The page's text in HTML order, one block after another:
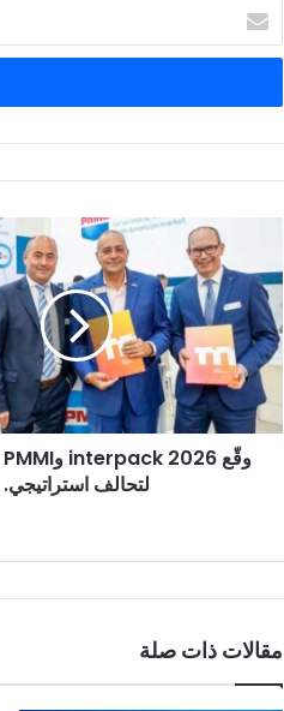
بريدك
الإلكتروني
interpack
2026
وPMMI
مذكرة
تفاهم
لتحالف
استراتيجي.
لتحالف استراتيجي.
مقالات ذات صلة